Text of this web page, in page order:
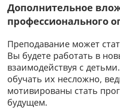
Дополнительное
профессионального
Преподавание может
Вы будете работать в
взаимодействуя с
обучать их несложно,
мотивированы стать
будущем.